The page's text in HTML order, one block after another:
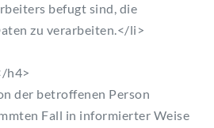
befugt sind, die
zu verarbeiten.</li>
h4>
der betroffenen Person
Fall in informierter Weise